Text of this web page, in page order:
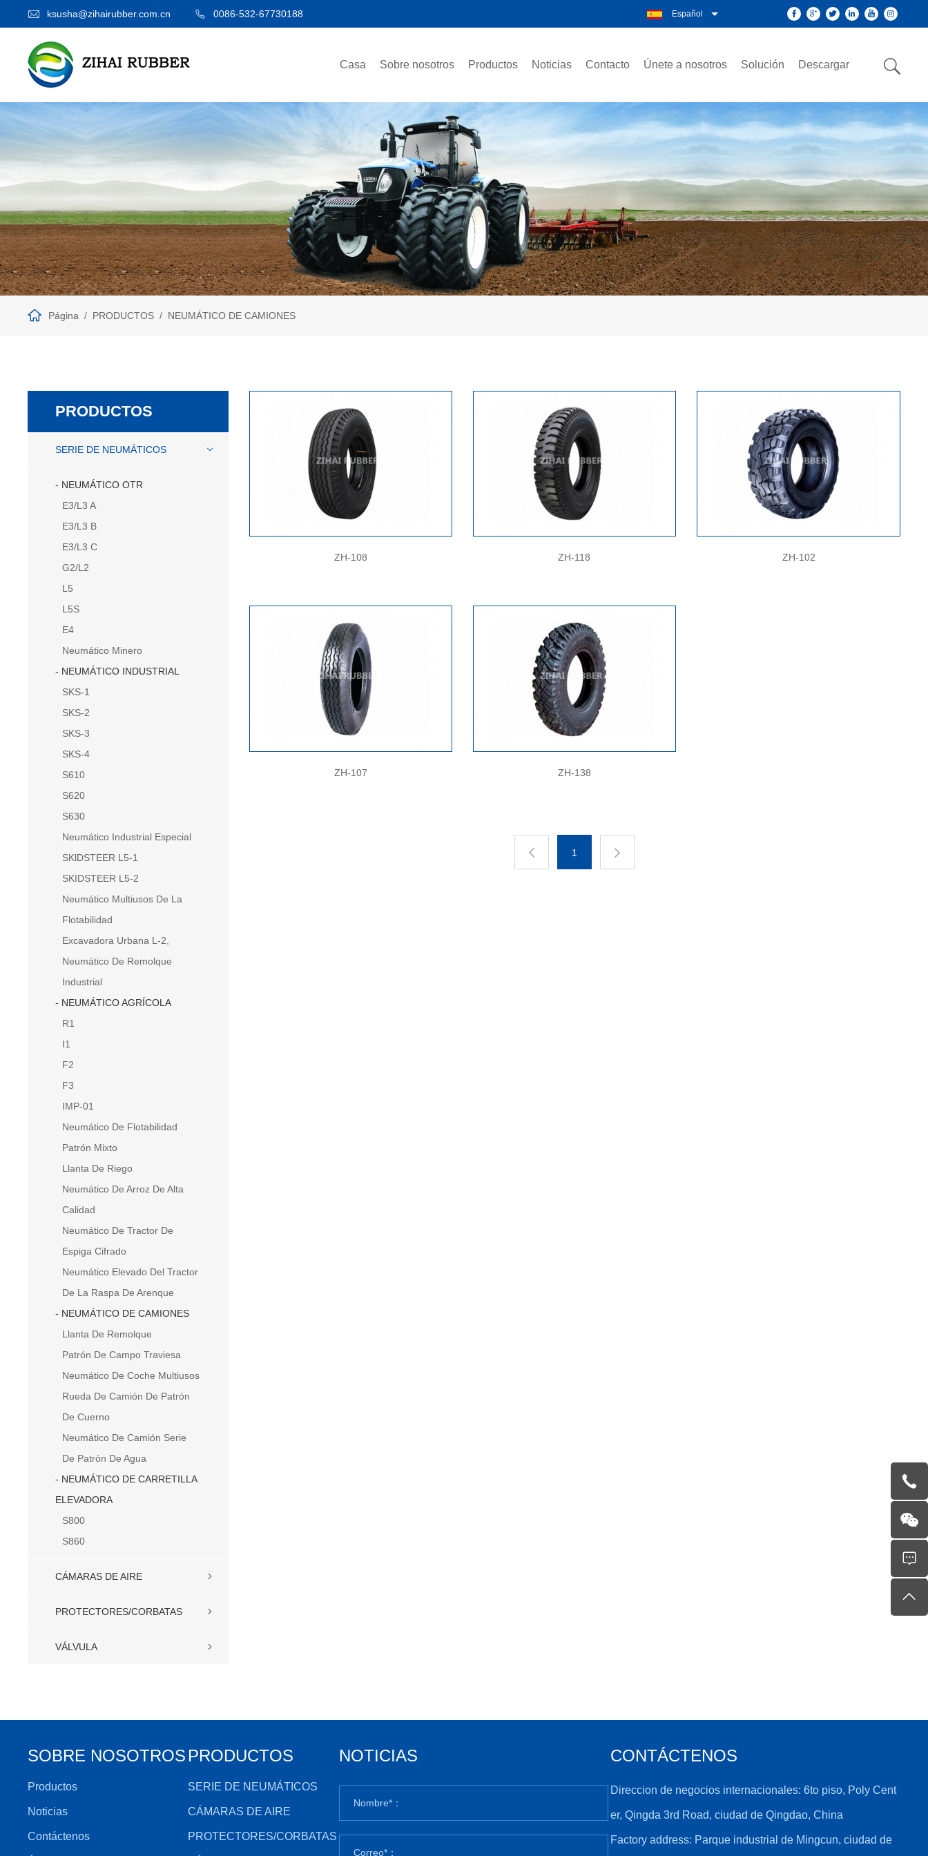
ksusha@zihairubber.com.cn 0086-532-67730188 Español
Casa Sobre nosotros Productos Noticias Contacto Únete a nosotros Solución Descargar
Página PRODUCTOS NEUMÁTICO DE CAMIONES
PRODUCTOS
SERIE DE NEUMÁTICOS
NEUMÁTICO OTR
E3/L3 A
E3/L3 B
E3/L3 C
G2/L2
L5
L5S
E4
Neumático Minero
NEUMÁTICO INDUSTRIAL
SKS-1
SKS-2
SKS-3
SKS-4
S610
S620
S630
Neumático Industrial Especial
SKlDSTEER L5-1
SKIDSTEER L5-2
Neumático Multiusos De La
Flotabilidad
Excavadora Urbana L-2,
Neumático De Remolque
Industrial
NEUMÁTICO AGRÍCOLA
R1
I1
F2
F3
IMP-01
Neumático De Flotabilidad
Patrón Mixto
Llanta De Riego
Neumático De Arroz De Alta
Calidad
Neumático De Tractor De
Espiga Cifrado
Neumático Elevado Del Tractor
De La Raspa De Arenque
NEUMÁTICO DE CAMIONES
Llanta De Remolque
Patrón De Campo Traviesa
Neumático De Coche Multiusos
Rueda De Camión De Patrón
De Cuerno
Neumático De Camión Serie
De Patrón De Agua
NEUMÁTICO DE CARRETILLA
ELEVADORA
S800
S860
CÁMARAS DE AIRE
PROTECTORES/CORBATAS
VÁLVULA
ZH-108 ZH-118 ZH-102
ZH-107 ZH-138
1
SOBRE NOSOTROS
Productos
Noticias
Contáctenos
PRODUCTOS
SERIE DE NEUMÁTICOS
CÁMARAS DE AIRE
PROTECTORES/CORBATAS
NOTICIAS CONTÁCTENOS
Direccion de negocios internacionales: 6to piso, Poly Cent
er, Qingda 3rd Road, ciudad de Qingdao, China
Factory address: Parque industrial de Mingcun, ciudad de